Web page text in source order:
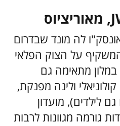
לה מונד שבדרום
על הצוק הפלאי
במלון מתאימה גם
ולינה מפנקת,
לילדים), מועדון
גורמה מגוונות לרבות